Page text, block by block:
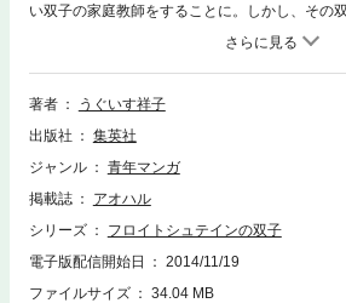
い双子の家庭教師をすることに。しかし、その
倒する邪悪な子どもたちであった。双子の”玩具
悪夢のような毎日が始まる…! ホラー漫画の可能
す祥子初の短編集! 【同時収録】森の中の家/と
ルス/恋の神様
著者
うぐいす祥子
出版社
集英社
ジャンル
青年マンガ
掲載誌
アオハル
シリーズ
フロイトシュテインの双子
電子版配信開始日
2014/11/19
ファイルサイズ
34.04 MB